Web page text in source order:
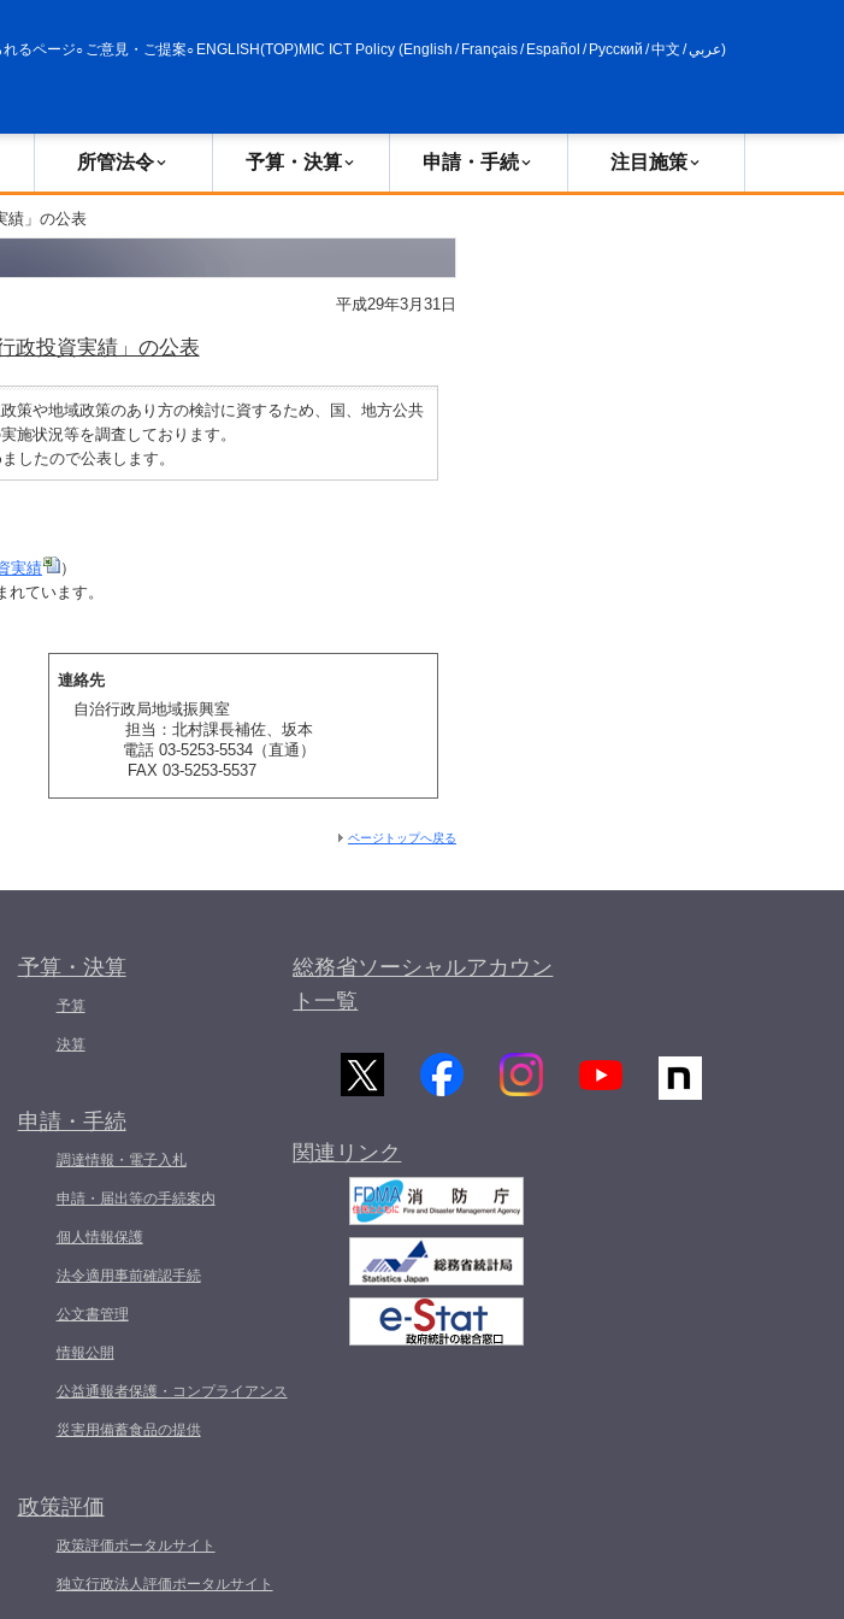
れるページ ご意見・ご提案 ENGLISH(TOP)MIC ICT Policy (English / Français/ Español / Русский /中文 /عربي)
所管法令 予算・決算 申請・手続 注目施策
績」の公表
平成29年3月31日
政投資実績」の公表
策や地域政策のあり方の検討に資するため、国、地方公共
施状況等を調査しております。
したので公表します。
実績
）
ています。
連絡先
自治行政局地域振興室
担当：北村課長補佐、坂本
電話 03-5253-5534（直通）
FAX 03-5253-5537
ページトップへ戻る
予算・決算
予算
決算
申請・手続
調達情報・電子入札
申請・届出等の手続案内
個人情報保護
法令適用事前確認手続
公文書管理
情報公開
公益通報者保護・コンプライアンス
災害用備蓄食品の提供
政策評価
政策評価ポータルサイト
独立行政法人評価ポータルサイト
総務省ソーシャルアカウン
ト一覧
関連リンク